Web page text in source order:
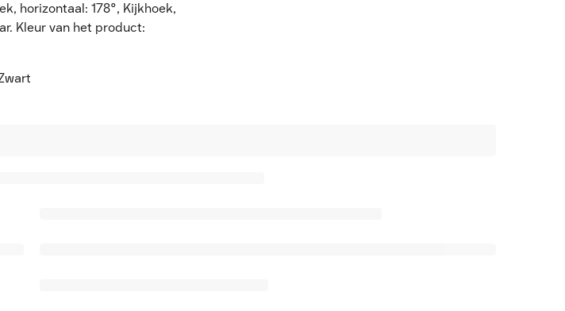
horizontaal: 178°, Kijkhoek,
Kleur van het product: